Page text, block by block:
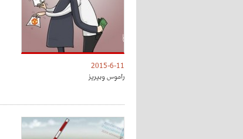
2015-6-11
راموس وبيريز